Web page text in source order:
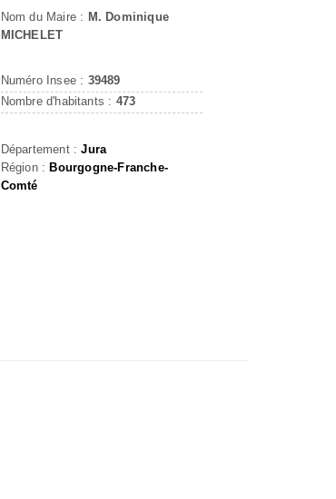
Nom du Maire : M. Dominique
MICHELET
Numéro Insee : 39489
Nombre d'habitants : 473
Département :Jura
Région : Bourgogne-Franche-
Comté